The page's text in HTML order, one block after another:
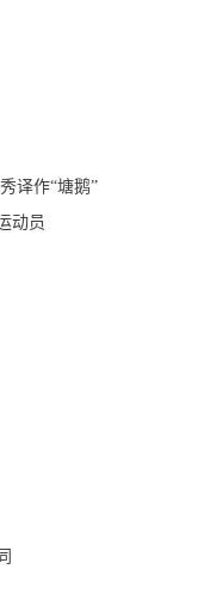
译作“塘鹅”
动员